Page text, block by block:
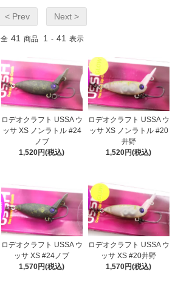
< Prev Next >
全 41 商品 1 - 41 表示
ロデオクラフト USSA ウ
ッサ XS ノンラトル #24
ノブ
1,520円(税込)
ロデオクラフト USSA ウ
ッサ XS ノンラトル #20
井野
1,520円(税込)
ロデオクラフト USSA ウ
ッサ XS #24ノブ
1,570円(税込)
ロデオクラフト USSA ウ
ッサ XS #20井野
1,570円(税込)